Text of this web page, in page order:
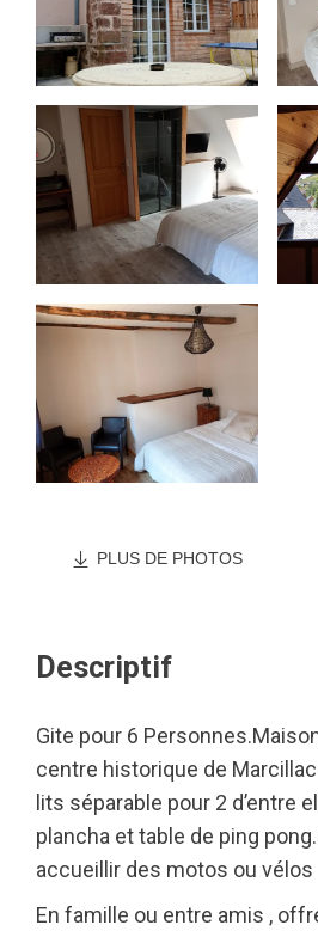
PLUS DE PHOTOS
Descriptif
Gite pour 6
centre historique de
lits séparable pour 2 d’entre
plancha et table de ping
accueillir des motos ou vélos
En famille ou entre amis ,